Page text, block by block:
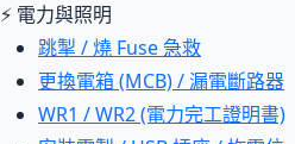
⚡ 電力與照明
跳掣 / 燒 Fuse 急救
更換電箱 (MCB) / 漏電斷路器
WR1 / WR2 (電力完工證明書)